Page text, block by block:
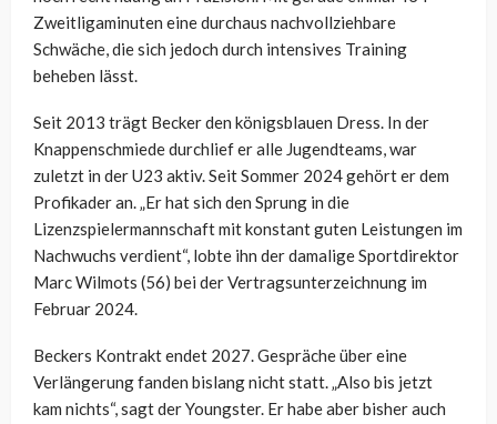
Zweitligaminuten eine durchaus nachvollziehbare
Schwäche, die sich jedoch durch intensives Training
beheben lässt.
Seit 2013 trägt Becker den königsblauen Dress. In der
Knappenschmiede durchlief er alle Jugendteams, war
zuletzt in der U23 aktiv. Seit Sommer 2024 gehört er dem
Profikader an. „Er hat sich den Sprung in die
Lizenzspielermannschaftmit konstant guten Leistungen im
Nachwuchs verdient“, lobte ihn der damaligeSportdirektor
Marc Wilmots (56) bei der Vertragsunterzeichnung im
Februar 2024.
Beckers Kontrakt endet 2027. Gespräche über eine
Verlängerung fanden bislang nicht statt. „Also bis jetzt
kam nichts“, sagt der Youngster. Er habe aber bisher auch